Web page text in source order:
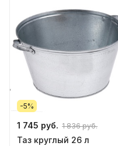
-5%
1 745 руб. 1 836 руб.
Таз круглый 26 л